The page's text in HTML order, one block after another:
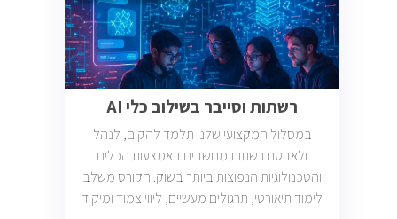
רשתות וסייבר בשילוב כלי AI
במסלול המקצועי שלנו תלמד להקים, לנהל
ולאבטח רשתות מחשבים באמצעות הכלים
והטכנולוגיות הנפוצות ביותר בשוק. הקורס משלב
לימוד תיאורטי, תרגולים מעשיים, ליווי צמוד ומיקוד